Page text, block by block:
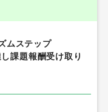
ムステップ
課題報酬受け取り